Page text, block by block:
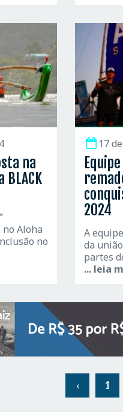
na
no Aloha
no
17
2024
A
da
partes
... leia
‹ 1